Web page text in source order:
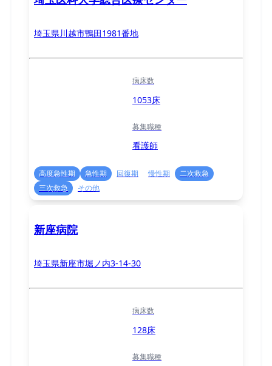
埼玉県川越市鴨田1981番地
病床数
1053床
募集職種
看護師
高度急性期 急性期 回復期 慢性期
二次救急
三次救急
その他
新座病院
埼玉県新座市堀ノ内3-14-30
病床数
128床
募集職種